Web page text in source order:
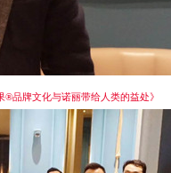
品牌文化与诺丽带给人类的益处》